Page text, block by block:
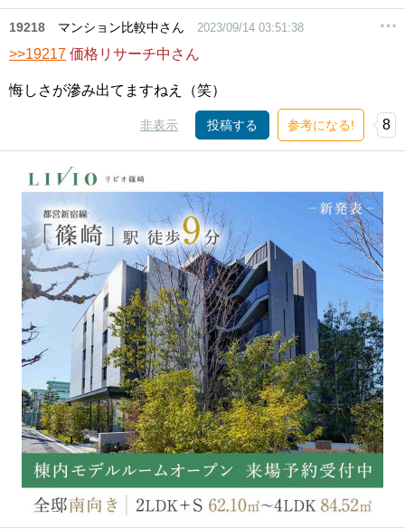
19218 マンション比較中さん 2023/09/14 03:51:38
>>19217 価格リサーチ中さん
悔しさが滲み出てますねえ（笑）
非表示 投稿する 参考になる! 8